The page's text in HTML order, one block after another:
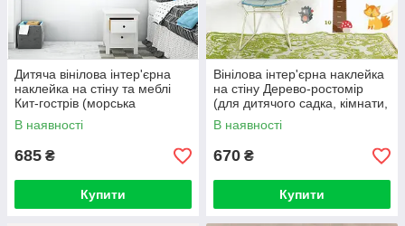
Дитяча вінілова інтер'єрна
наклейка на стіну та меблі
Кит-гострів (морська
тематика, місто, будинки,
чайки)
В наявності
685 ₴
Купити
Вінілова інтер'єрна наклейка
на стіну Дерево-ростомір
(для дитячого садка, кімнати,
школи)
В наявності
670 ₴
Купити